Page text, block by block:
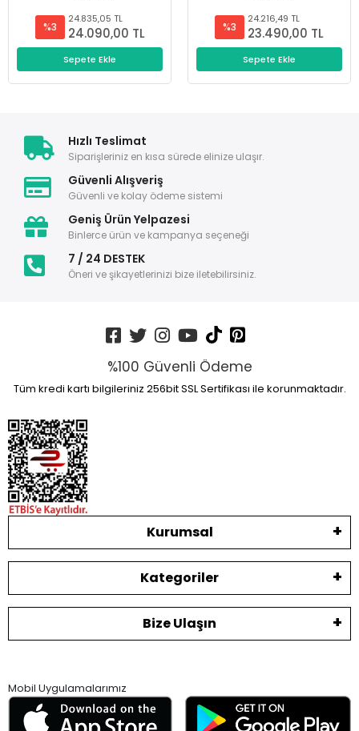
%3
24.835,05 TL
24.090,00 TL
Sepete Ekle
%3
24.216,49 TL
23.490,00 TL
Sepete Ekle
Hızlı Teslimat
Siparişleriniz en kısa sürede elinize ulaşır.
Güvenli Alışveriş
Güvenli ve kolay ödeme sistemi
Geniş Ürün Yelpazesi
Binlerce ürün ve kampanya seçeneği
7 / 24 DESTEK
Öneri ve şikayetlerinizi bize iletebilirsiniz.
%100 Güvenli Ödeme
Tüm kredi kartı bilgileriniz 256bit SSL Sertifikası ile korunmaktadır.
Kurumsal
Kategoriler
Bize Ulaşın
Mobil Uygulamalarımız